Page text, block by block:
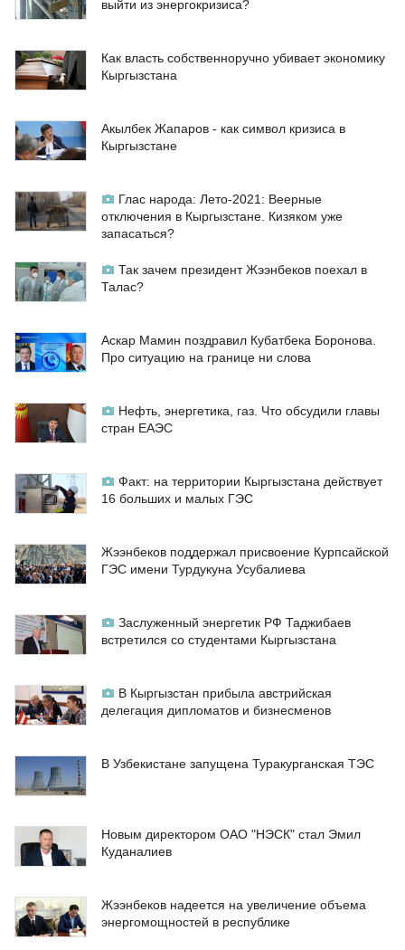
выйти из энергокризиса?
Как власть собственноручно убивает экономику
Кыргызстана
Акылбек Жапаров - как символ кризиса в
Кыргызстане
Глас народа: Лето-2021: Веерные
отключения в Кыргызстане. Кизяком уже
запасаться?
Так зачем президент Жээнбеков поехал в
Талас?
Аскар Мамин поздравил Кубатбека Боронова.
Про ситуацию на границе ни слова
Нефть, энергетика, газ. Что обсудили главы
стран ЕАЭС
Факт: на территории Кыргызстана действует
16 больших и малых ГЭС
Жээнбеков поддержал присвоение Курпсайской
ГЭС имени Турдукуна Усубалиева
Заслуженный энергетик РФ Таджибаев
встретился со студентами Кыргызстана
В Кыргызстан прибыла австрийская
делегация дипломатов и бизнесменов
В Узбекистане запущена Туракурганская ТЭС
Новым директором ОАО "НЭСК" стал Эмил
Куданалиев
Жээнбеков надеется на увеличение объема
энергомощностей в республике